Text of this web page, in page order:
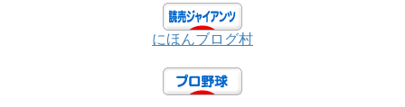
にほんブログ村